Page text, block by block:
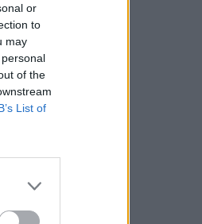
or
to
may
of the
List of